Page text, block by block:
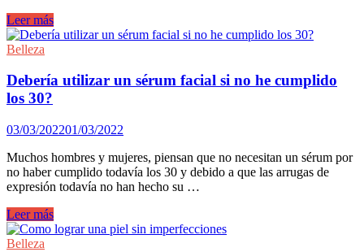
Si
pasas
muchas
sentada,
necesitas
aceite
reafirmante.
Leer más
Belleza
Debería utilizar un sérum facial si no he cumplido
los 30?
03/03/202201/03/2022
Muchos hombres y mujeres, piensan que no necesitan un sérum por
no haber cumplido todavía los 30 y debido a que las arrugas de
expresión todavía no han hecho su …
Debería
utilizar
un
Leer más
Belleza